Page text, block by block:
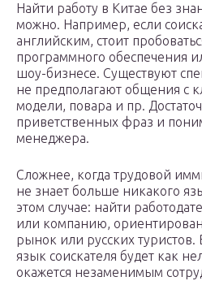
Найти работу в Китае без
можно. Например, если
английским, стоит
программного обеспечения
шоу-бизнесе. Существуют
не предполагают общения с
модели, повара и пр.
приветственных фраз и
менеджера.
Сложнее, когда трудовой
не знает больше никакого
этом случае: найти
или компанию,
рынок или русских туристов.
язык соискателя будет как
окажется незаменимым